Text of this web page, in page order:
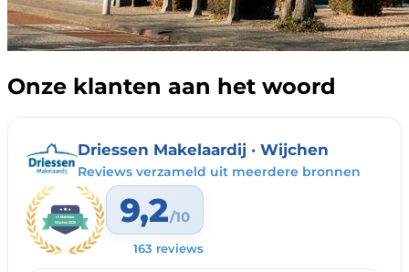
Onze klanten aan het woord